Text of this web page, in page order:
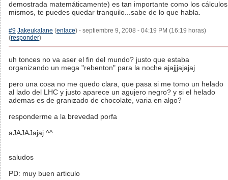
demostrada matemáticamente) es tan importante como los cálculos
mismos, te puedes quedar tranquilo...sabe de lo que habla.
#9 Jakeukalane (enlace) - septiembre 9, 2008 - 04:19 PM (16:19 horas)
(responder)
uh tonces no va aser el fin del mundo? justo que estaba
organizando un mega "rebenton" para la noche ajajjjajajaj
pero una cosa no me quedo clara, que pasa si me tomo un helado
al lado del LHC y justo aparece un agujero negro? y si el helado
ademas es de granizado de chocolate, varia en algo?
responderme a la brevedad porfa
aJAJAJajaj ^^
saludos
PD: muy buen articulo